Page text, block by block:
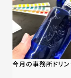
今月の事務所ドリン